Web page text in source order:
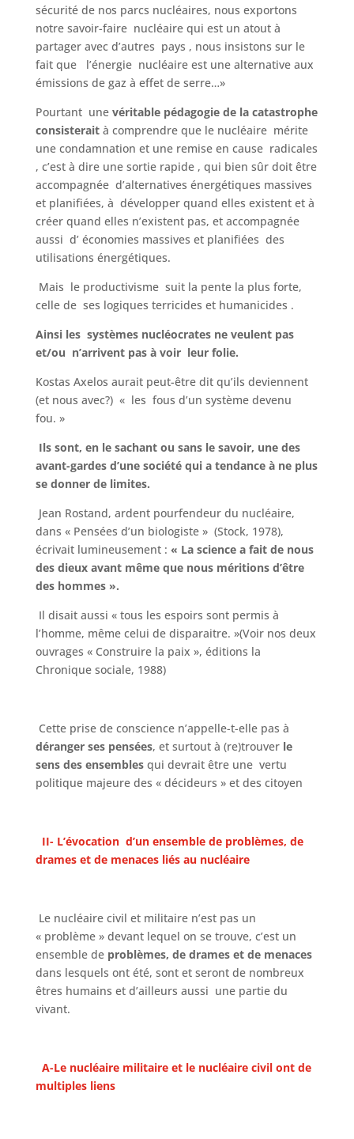
sécurité de nos parcs nucléaires, nous exportons
notre savoir-faire nucléaire qui est un atout à
partager avec d’autres pays , nous insistons sur le
fait que l’énergie nucléaire est une alternative aux
émissions de gaz à effet de serre…»
Pourtant une véritable pédagogie de la catastrophe
consisterait à comprendre que le nucléaire mérite
une condamnation et une remise en cause radicales
, c’est à dire une sortie rapide , qui bien sûr doit être
accompagnée d’alternatives énergétiques massives
et planifiées, à développer quand elles existent et à
créer quand elles n’existent pas, et accompagnée
aussi d’ économies massives et planifiées des
utilisations énergétiques.
Mais le productivisme suit la pente la plus forte,
celle de ses logiques terricides et humanicides .
Ainsi les systèmes nucléocrates ne veulent pas
et/ou n’arrivent pas à voir leur folie.
Kostas Axelos aurait peut-être dit qu’ils deviennent
(et nous avec?) « les fous d’un système devenu
fou. »
Ils sont, en le sachant ou sans le savoir, une des
avant-gardes d’une société qui a tendance à ne plus
se donner de limites.
Jean Rostand, ardent pourfendeur du nucléaire,
dans « Pensées d’un biologiste » (Stock, 1978),
écrivait lumineusement : « La science a fait de nous
des dieux avant même que nous méritions d’être
des hommes ».
Il disait aussi « tous les espoirs sont permis à
l’homme, même celui de disparaitre. »(Voir nos deux
ouvrages « Construire la paix », éditions la
Chronique sociale, 1988)
Cette prise de conscience n’appelle-t-elle pas à
déranger ses pensées, et surtout à (re)trouver le
sens des ensemblesqui devrait être une vertu
politique majeure des « décideurs » et des citoyen
II- L’évocation d’un ensemble de problèmes, de
drames et de menaces liés au nucléaire
Le nucléaire civil et militaire n’est pas un
« problème » devant lequel on se trouve, c’est un
ensemble de problèmes, de drames et de menaces
dans lesquels ont été, sont et seront de nombreux
êtres humains et d’ailleurs aussi une partie du
vivant.
A-Le nucléaire militaire et le nucléaire civil ont de
multiples liens